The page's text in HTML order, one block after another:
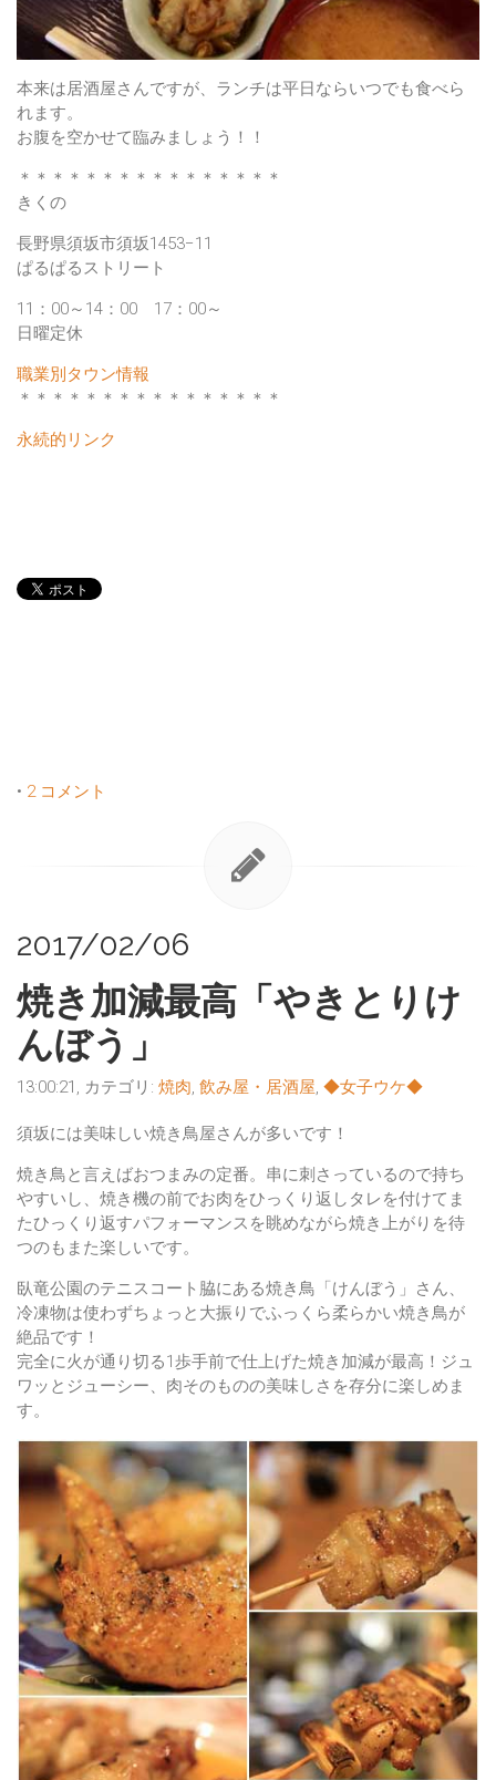
本来は居酒屋さんですが、ランチは平日ならいつでも食べら
れます。
お腹を空かせて臨みましょう！！
＊＊＊＊＊＊＊＊＊＊＊＊＊＊＊＊
きくの
長野県須坂市須坂1453−11
ぱるぱるストリート
11：00～14：00 17：00～
日曜定休
職業別タウン情報
＊＊＊＊＊＊＊＊＊＊＊＊＊＊＊＊
永続的リンク
• 2 コメント
2017/02/06
焼き加減最高「やきとりけ
んぼう」
13:00:21, カテゴリ: 焼肉, 飲み屋・居酒屋, ◆女子ウケ◆
須坂には美味しい焼き鳥屋さんが多いです！
焼き鳥と言えばおつまみの定番。串に刺さっているので持ち
やすいし、焼き機の前でお肉をひっくり返しタレを付けてま
たひっくり返すパフォーマンスを眺めながら焼き上がりを待
つのもまた楽しいです。
臥竜公園のテニスコート脇にある焼き鳥「けんぼう」
さん、
冷凍物は使わずちょっと大振りでふっくら柔らかい焼き鳥が
絶品です！
完全に火が通り切る1歩手前で仕上げた焼き加減が最高！ジュ
ワッとジューシー、肉そのものの美味しさを存分に楽しめま
す。